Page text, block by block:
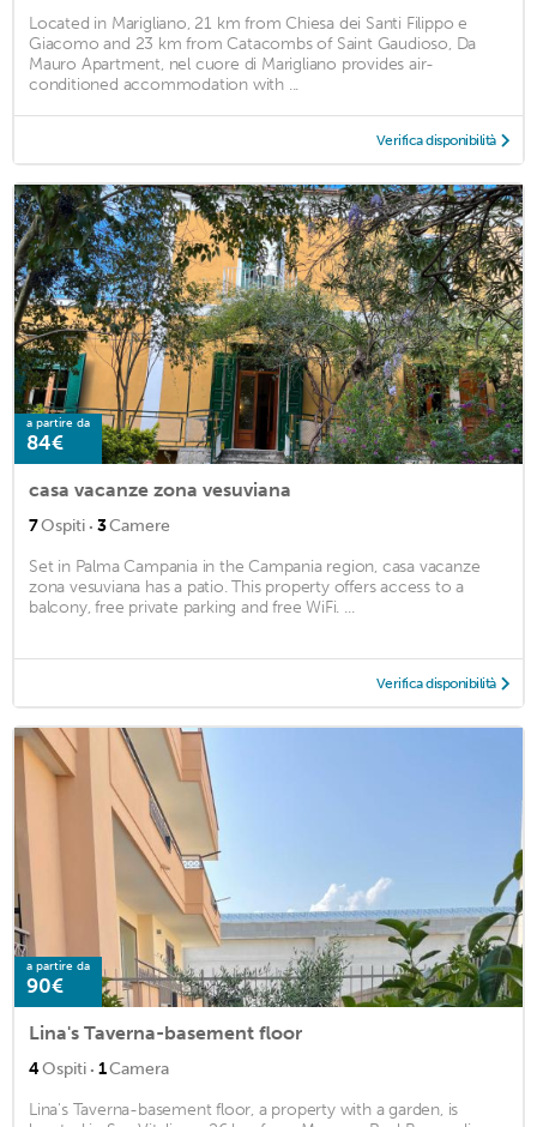
Located in Marigliano, 21 km from Chiesa dei Santi Filippo e
Giacomo and 23 km from Catacombs of Saint Gaudioso, Da
Mauro Apartment, nel cuore di Marigliano provides air-
conditioned accommodation with ...
Verifica disponibilità
a partire da
84€
casa vacanze zona vesuviana
7Ospiti · 3Camere
Set in Palma Campania in the Campania region, casa vacanze
zona vesuviana has a patio. This property offers access to a
balcony, free private parking and free WiFi. ...
Verifica disponibilità
a partire da
90€
Lina's Taverna-basement floor
4Ospiti · 1Camera
Lina's Taverna-basement floor, a property with a garden, is